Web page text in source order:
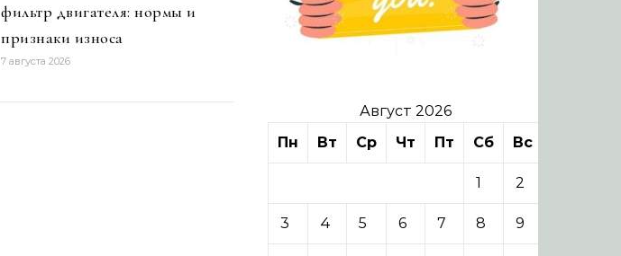
фильтр двигателя: нормы и
признаки износа
7 августа 2026
Август 2026
Пн
Вт Ср Чт Пт Сб Вс
1 2
3 4 5 6 7 8 9